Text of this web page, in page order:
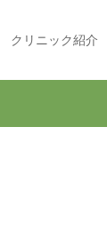
クリニック紹介